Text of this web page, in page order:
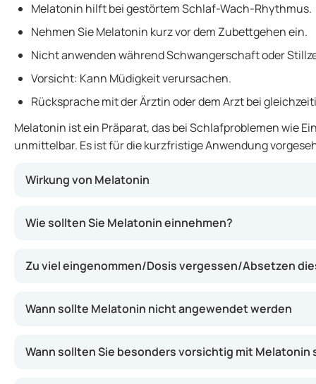
Melatonin hilft bei gestörtem Schlaf-Wach-Rhythmus.
Nehmen Sie Melatonin kurz vor dem Zubettgehen ein.
Nicht anwenden während Schwangerschaft oder
Vorsicht: Kann Müdigkeit verursachen.
Rücksprache mit der Ärztin oder dem Arzt bei
Melatonin ist ein Präparat, das bei Schlafproblemen wie
unmittelbar. Es ist für die kurzfristige Anwendung
Wirkung von Melatonin
Wie sollten Sie Melatonin einnehmen?
Zu viel eingenommen/Dosis vergessen/Absetzen
Wann sollte Melatonin nicht angewendet werden
Wann sollten Sie besonders vorsichtig mit Melatonin